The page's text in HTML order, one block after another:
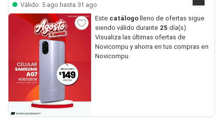
Válido: 5 ago hasta 31 ago
Este catálogo lleno de ofertas sigue
siendo válido durante 25 día(s).
Visualiza las últimas ofertas de
Novicompu y ahorra en tus compras en
Novicompu.